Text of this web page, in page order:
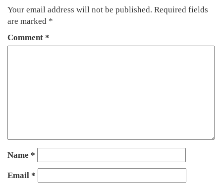
Your email address will not be published. Required fields
are marked *
Comment *
Name *
Email *